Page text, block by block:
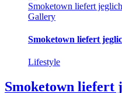
Smoketown liefert
Gallery
Smoketown liefert
Lifestyle
Smoketown